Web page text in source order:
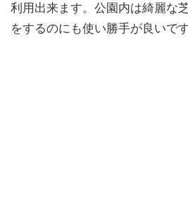
利用出来ます。公園内は綺麗な
をするのにも使い勝手が良いです